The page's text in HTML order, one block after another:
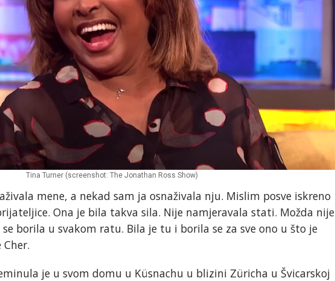
Tina Turner (screenshot: The Jonathan Ross Show)
mene, a nekad sam ja osnaživala nju. Mislim posve iskreno
Ona je bila takva sila. Nije namjeravala stati. Možda nije
borila u svakom ratu. Bila je tu i borila se za sve ono u što je
je u svom domu u Küsnachu u blizini Züricha u Švicarskoj